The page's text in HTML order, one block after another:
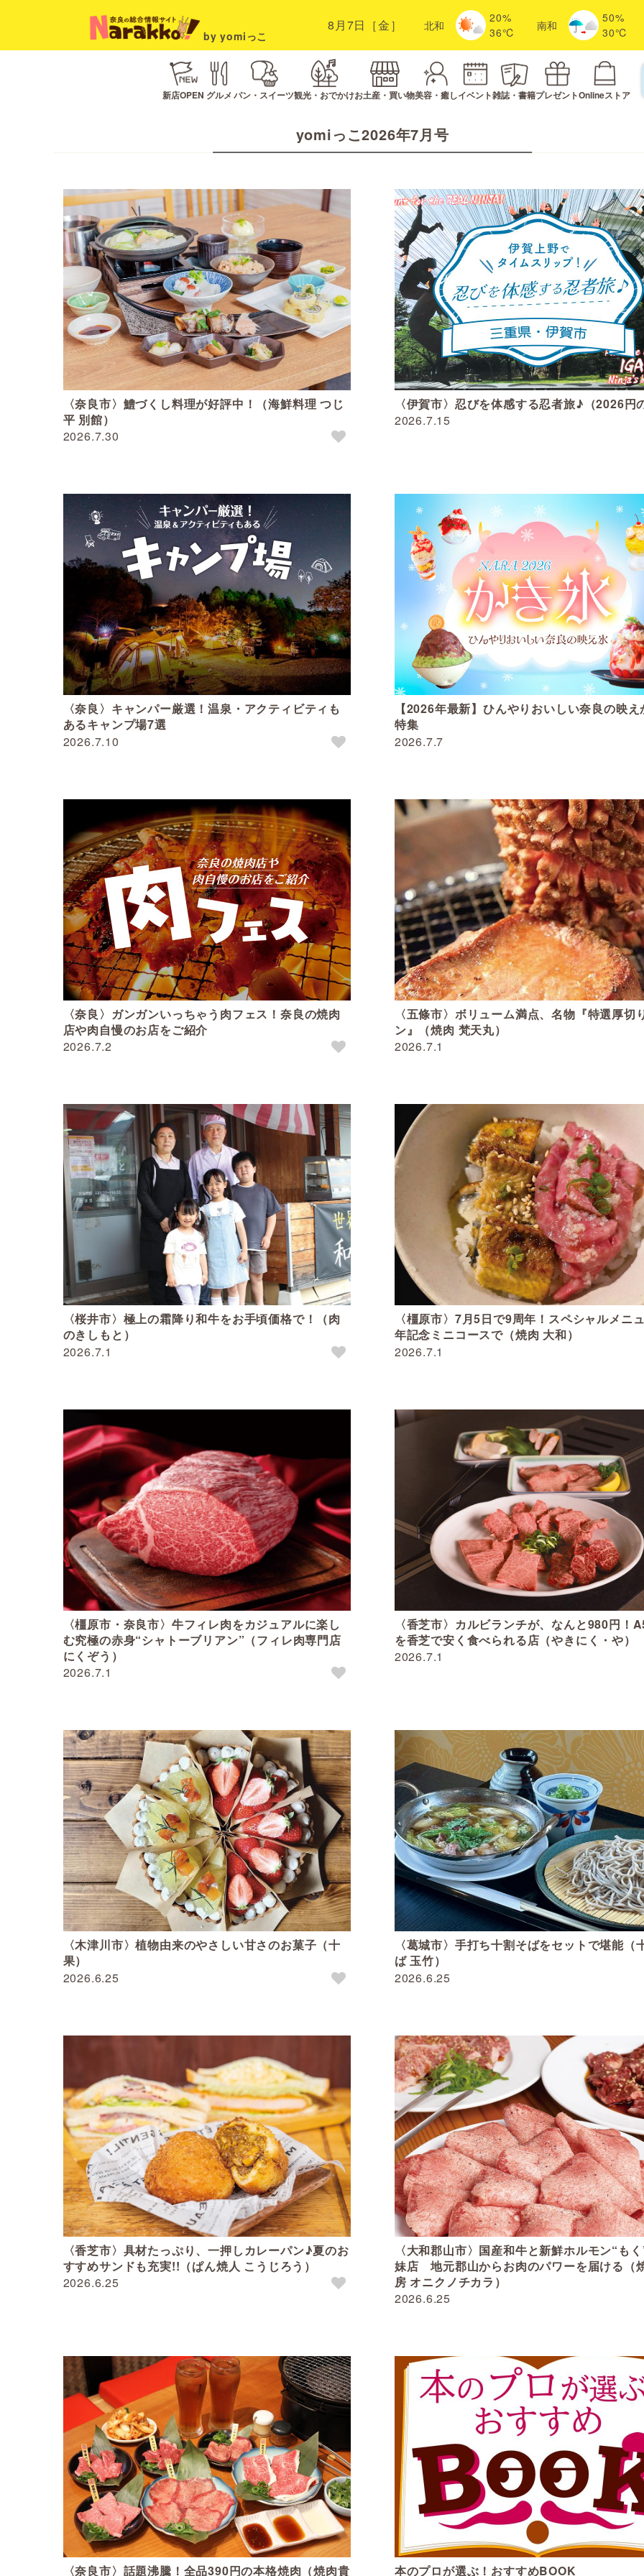
by yomiっこ
8月7日［金］ 北和
20%
36℃
南和
50%
30℃
新店OPEN グルメ パン・スイーツ観光・おでかけお土産・買い物美容・癒しイベント雑誌・書籍プレゼントOnlineストア
yomiっこ2026年7月号
2026.7.30
〈奈良市〉鱧づくし料理が好評中！（海鮮料理 つじ
平 別館）
2026.7.15
〈伊賀市〉忍びを体感する忍者旅♪（2026円
2026.7.10
〈奈良〉キャンパー厳選！温泉・アクティビティも
あるキャンプ場7選
2026.7.7
【2026年最新】ひんやりおいしい奈良の映
特集
2026.7.2
〈奈良〉ガンガンいっちゃう肉フェス！奈良の焼肉
店や肉自慢のお店をご紹介
2026.7.1
〈五條市〉ボリューム満点、名物『特選厚切
ン』（焼肉 梵天丸）
2026.7.1
〈桜井市〉極上の霜降り和牛をお手頃価格で！（肉
のきしもと）
2026.7.1
〈橿原市〉7月5日で9周年！スペシャルメニ
年記念ミニコースで（焼肉 大和）
2026.7.1
〈橿原市・奈良市〉牛フィレ肉をカジュアルに楽し
む究極の赤身“シャトーブリアン”（フィレ肉専門店
にくぞう）
2026.7.1
〈香芝市〉カルビランチが、なんと980円！
を香芝で安く食べられる店（やきにく・や）
2026.6.25
〈木津川市〉植物由来のやさしい甘さのお菓子（十
果）
2026.6.25
〈葛城市〉手打ち十割そばをセットで堪能（
ば 玉竹）
2026.6.25
〈香芝市〉具材たっぷり、一押しカレーパン♪夏のお
すすめサンドも充実!!（ぱん焼人 こうじろう）
2026.6.25
〈大和郡山市〉国産和牛と新鮮ホルモン“も
妹店 地元郡山からお肉のパワーを届ける（
房 オニクノチカラ）
〈奈良市〉話題沸騰！全品390円の本格焼肉（焼肉貴 本のプロが選ぶ！おすすめBOOK